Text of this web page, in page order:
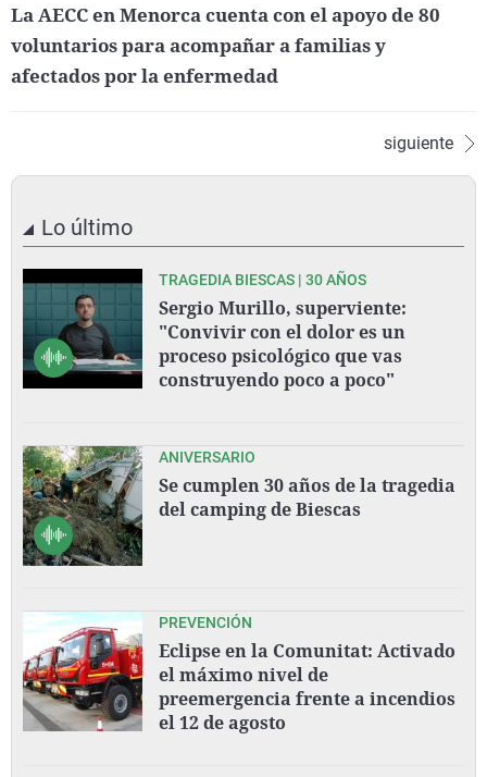
La AECC en Menorca cuenta con el apoyo de 80
voluntarios para acompañar a familias y
afectados por la enfermedad
siguiente
Lo último
TRAGEDIA BIESCAS | 30 AÑOS
Sergio Murillo, superviente:
"Convivir con el dolor es un
proceso psicológico que vas
construyendo poco a poco"
ANIVERSARIO
Se cumplen 30 años de la tragedia
del camping de Biescas
PREVENCIÓN
Eclipse en la Comunitat: Activado
el máximo nivel de
preemergencia frente a incendios
el 12 de agosto